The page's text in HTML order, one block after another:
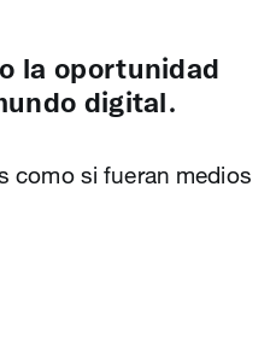
la oportunidad
digital.
como si fueran medios